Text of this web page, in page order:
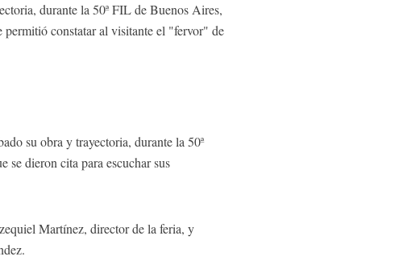
durante la 50ª FIL de Buenos Aires,
permitió constatar al visitante el "fervor" de
su obra y trayectoria, durante la 50ª
dieron cita para escuchar sus
Martínez, director de la feria, y